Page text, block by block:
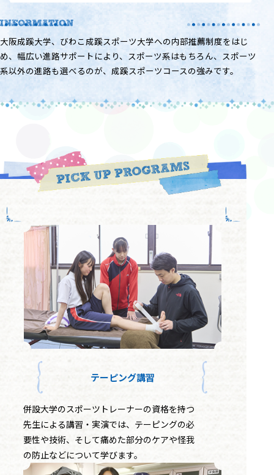
大阪成蹊大学、びわこ成蹊スポーツ大学への内部推薦制度をはじ
め、幅広い進路サポートにより、スポーツ系はもちろん、スポーツ
系以外の進路も選べるのが、成蹊スポーツコースの強みです。
テーピング講習
併設大学のスポーツトレーナーの資格を持つ
先生による講習・実演では、テーピングの必
要性や技術、そして痛めた部分のケアや怪我
の防止などについて学びます。